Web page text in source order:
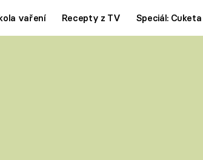
vaření Recepty z TV Speciál: Cuketa